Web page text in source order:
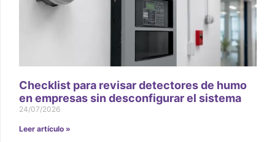
Checklist para revisar detectores de humo
en empresas sin desconfigurar el sistema
24/07/2026
Leer artículo »